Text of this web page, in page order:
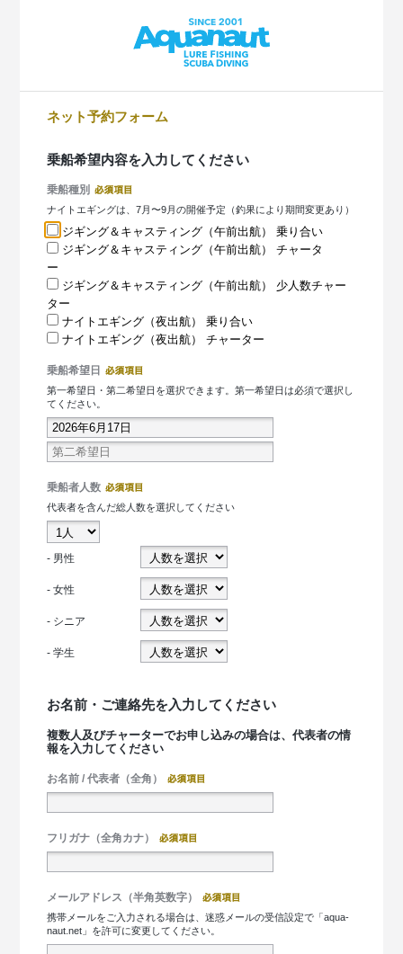
ネット予約フォーム
乗船希望内容を入力してください
乗船種別
ナイトエギングは、7月〜9月の開催予定（釣果により期間変更あり）
ジギング＆キャスティング（午前出航） 乗り合い
ジギング＆キャスティング（午前出航） チャータ
ー
ジギング＆キャスティング（午前出航） 少人数チャー
ター
ナイトエギング（夜出航） 乗り合い
ナイトエギング（夜出航） チャーター
乗船希望日
第一希望日・第二希望日を選択できます。第一希望日は必須で選択し
てください。
乗船者人数
代表者を含んだ総人数を選択してください
- 男性
- 女性
- シニア
- 学生
お名前・ご連絡先を入力してください
複数人及びチャーターでお申し込みの場合は、代表者の情
報を入力してください
お名前 / 代表者（全角）
フリガナ（全角カナ）
メールアドレス（半角英数字）
携帯メールをご入力される場合は、迷惑メールの受信設定で「aqua-
naut.net」を許可に変更してください。